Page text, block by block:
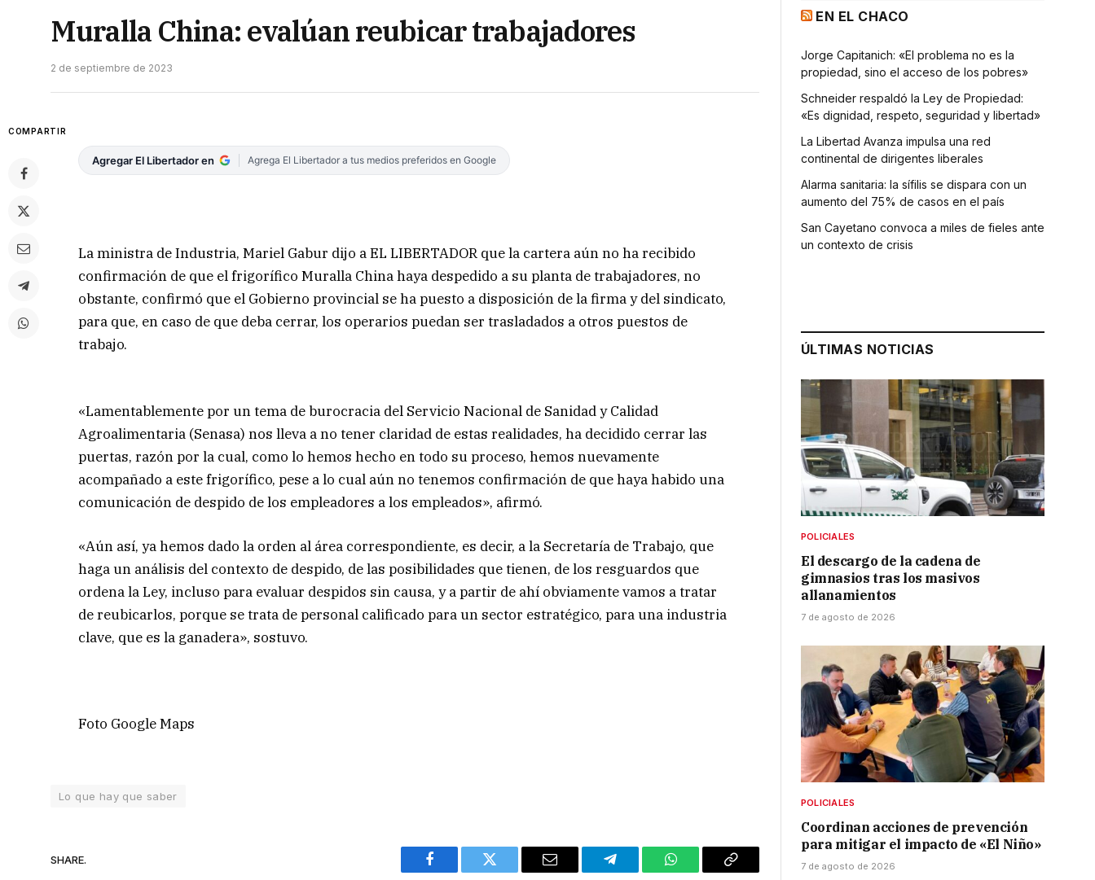
Muralla China: evalúan reubicar trabajadores
2 de septiembre de 2023
COMPARTIR
Agregar El Libertador en Agrega El Libertador a tus medios preferidos en Google
La ministra de Industria, Mariel Gabur dijo a EL LIBERTADOR que la cartera aún no ha recibido
confirmación de que el frigorífico Muralla China haya despedido a su planta de trabajadores, no
obstante, confirmó que el Gobierno provincial se ha puesto a disposición de la firma y del sindicato,
para que, en caso de que deba cerrar, los operarios puedan ser trasladados a otros puestos de
trabajo.
«Lamentablemente por un tema de burocracia del Servicio Nacional de Sanidad y Calidad
Agroalimentaria (Senasa) nos lleva a no tener claridad de estas realidades, ha decidido cerrar las
puertas, razón por la cual, como lo hemos hecho en todo su proceso, hemos nuevamente
acompañado a este frigorífico, pese a lo cual aún no tenemos confirmación de que haya habido una
comunicación de despido de los empleadores a los empleados», afirmó.
«Aún así, ya hemos dado la orden al área correspondiente, es decir, a la Secretaría de Trabajo, que
haga un análisis del contexto de despido, de las posibilidades que tienen, de los resguardos que
ordena la Ley, incluso para evaluar despidos sin causa, y a partir de ahí obviamente vamos a tratar
de reubicarlos, porque se trata de personal calificado para un sector estratégico, para una industria
clave, que es la ganadera», sostuvo.
Foto Google Maps
Lo que hay que saber
SHARE.
Facebook Twitter Email Telegram WhatsAppCopy
EN EL CHACO
Jorge Capitanich: «El problema no es la
propiedad, sino el acceso de los pobres»
Schneider respaldó la Ley de Propiedad:
«Es dignidad, respeto, seguridad y libertad»
La Libertad Avanza impulsa una red
continental de dirigentes liberales
Alarma sanitaria: la sífilis se dispara con un
aumento del 75% de casos en el país
San Cayetano convoca a miles de fieles ante
un contexto de crisis
ÚLTIMAS NOTICIAS
POLICIALES
El descargo de la cadena de
gimnasios tras los masivos
allanamientos
7 de agosto de 2026
POLICIALES
Coordinan acciones de prevención
para mitigar el impacto de «El Niño»
7 de agosto de 2026